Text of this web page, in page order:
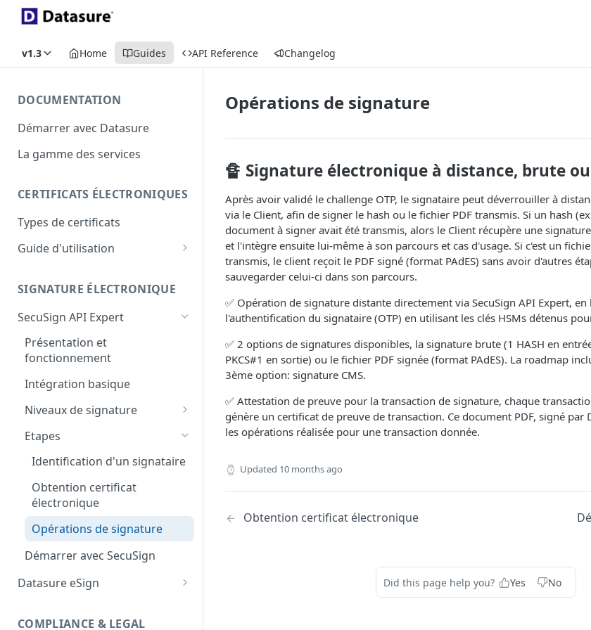
v1.3 Home Guides API Reference Changelog
DOCUMENTATION
Démarrer avec Datasure
La gamme des services
CERTIFICATS ÉLECTRONIQUES
Types de certificats
Guide d'utilisation
Enterprise+
Signature One-Time
Cachet One-Time
Reader
Option API pour Enterprise+
SIGNATURE ÉLECTRONIQUE
SecuSign API Expert
Présentation et
fonctionnement
Intégration basique
Niveaux de signature
Signature niveau 1
Signature niveau 2 (LCP)
Signature niveau 2 renforcé
(NCP+)
Signature niveau 3 (avancé
sur certificat qualifié)
Signature niveau 4 (QES)
Etapes
Identification d'un signataire
Obtention certificat
électronique
Opérations de signature
Démarrer avec SecuSign
Datasure eSign
Guide d'utilisateur
COMPLIANCE & LEGAL
Opérations de signature
🔏 Signature électronique à distance, brute ou
Après avoir validé le challenge OTP, le signataire peut déverrouiller à
via le Client, afin de signer le hash ou le fichier PDF transmis. Si un hash
document à signer avait été transmis, alors le Client récupère une
et l'intègre ensuite lui-même à son parcours et cas d'usage. Si c'est un
transmis, le client reçoit le PDF signé (format PAdES) sans avoir d'autres
sauvegarder celui-ci dans son parcours.
✅ Opération de signature distante directement via SecuSign API Expert,
l'authentification du signataire (OTP) en utilisant les clés HSMs détenus
✅ 2 options de signatures disponibles, la signature brute (1 HASH en
PKCS#1 en sortie) ou le fichier PDF signée (format PAdES). La roadmap
3ème option: signature CMS.
✅ Attestation de preuve pour la transaction de signature, chaque
génère un certificat de preuve de transaction. Ce document PDF, signé par
les opérations réalisée pour une transaction donnée.
Updated 10 months ago
Obtention certificat électronique
Did this page help you? Yes No